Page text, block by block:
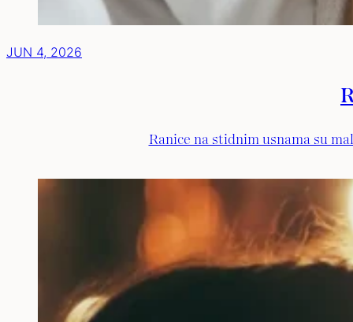
JUN 4, 2026
Ranice na stidnim usnama su